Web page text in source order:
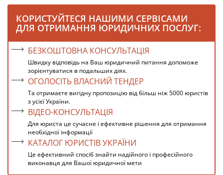
КОРИСТУЙТЕСЯ НАШИМИ СЕРВІСАМИ
ДЛЯ ОТРИМАННЯ ЮРИДИЧНИХ ПОСЛУГ:
БЕЗКОШТОВНА КОНСУЛЬТАЦІЯ
Швидку відповідь на Ваш юридичний питання допоможе
зорієнтуватися в подальших діях.
ОГОЛОСІТЬ ВЛАСНИЙ ТЕНДЕР
Та отримаєте вигідну пропозицію від більш ніж 5000 юристів
з усієї України.
ВІДЕО-КОНСУЛЬТАЦІЯ
Для юриста це сучасне і ефективне рішення для отримання
необхідної інформації
КАТАЛОГ ЮРИСТІВ УКРАЇНИ
Це ефективний спосіб знайти надійного і професійного
виконавця для Вашої юридичної мети